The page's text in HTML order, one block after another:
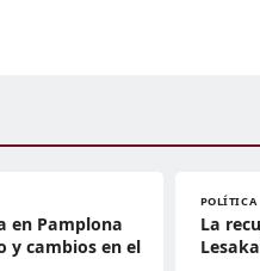
en Pamplona
y cambios en el
POLÍTICA
La